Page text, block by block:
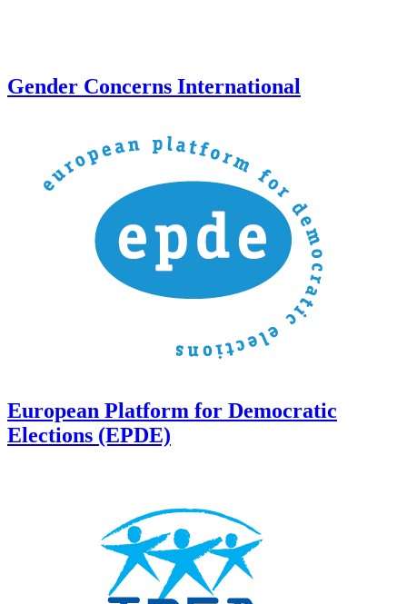
Gender Concerns International
European Platform for Democratic
Elections (EPDE)